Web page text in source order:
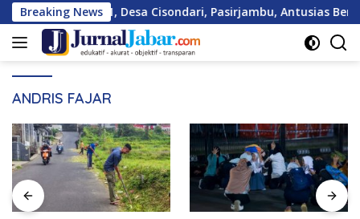
Langsung
ke
konten
Breaking News
RT 02/RW 01, Desa Cisondari, Pasirjambu, Antusias
ANDRIS FAJAR